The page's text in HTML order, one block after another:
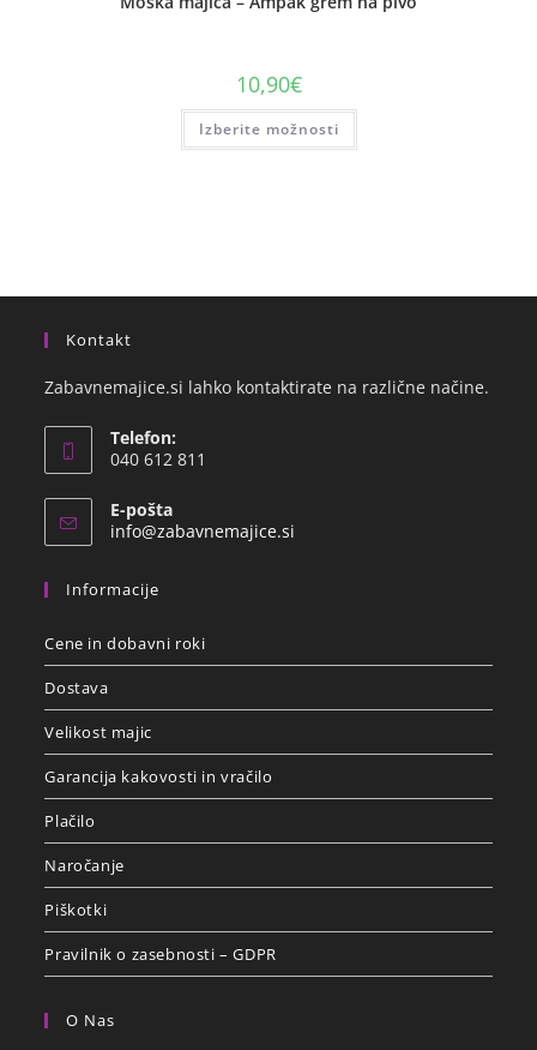
10,90€
Izberite možnosti
Kontakt
Zabavnemajice.si lahko kontaktirate na različne načine.
Telefon:
040 612 811
E-pošta
info@zabavnemajice.si
Informacije
Cene in dobavni roki
Dostava
Velikost majic
Garancija kakovosti in vračilo
Plačilo
Naročanje
Piškotki
Pravilnik o zasebnosti – GDPR
O Nas